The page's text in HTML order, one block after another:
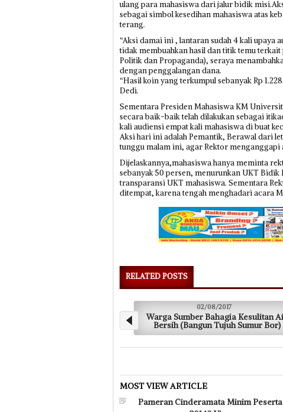
ulang para mahasiswa dari jalur bidik
sebagai simbol kesedihan mahasiswa atas
terang.
“Aksi damai ini , lantaran sudah 4 kali upaya
tidak membuahkan hasil dan titik temu
Politik dan Propaganda), seraya
dengan penggalangan dana.
“Hasil koin yang terkumpul sebanyak Rp
Dedi.
Sementara Presiden Mahasiswa KM
secara baik-baik telah dilakukan sebagai
kali audiensi empat kali mahasiswa di buat
Aksi hari ini adalah Pemantik, Berawal dari
tunggu malam ini, agar Rektor menganggapi
Dijelaskannya,mahasiswa hanya meminta
sebanyak 50 persen, menurunkan UKT
transparansi UKT mahasiswa. Sementara
ditempat, karena tengah menghadari acara
RELATED POSTS
02/08/2017
Seekor Ikan Didenda Hingga Rp 1
MOST VIEW ARTICLE
30140 Views